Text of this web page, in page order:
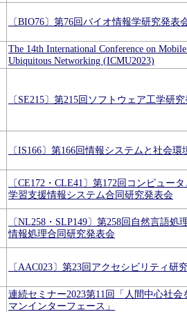
〔BIO76〕第76回バイオ情報学研究発表
The 14th International Conference on
Ubiquitous Networking (ICMU2023)
〔SE215〕第215回ソフトウェア工学研
〔IS166〕第166回情報システムと社会
〔CE172・CLE41〕第172回コンピュー
学習支援情報システム合同研究発表会
〔NL258・SLP149〕第258回自然言語処
情報処理合同研究発表会
〔AAC023〕第23回アクセシビリティ研
連続セミナー2023第11回「人間中心社
マンインターフェース」